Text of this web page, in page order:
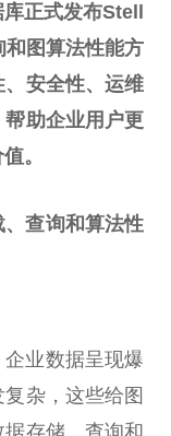
正式发布Stell
和图算法性能方
、安全性、运维
助企业用户更
。
查询和算法性
业数据呈现爆
杂，这些给图
存储、查询和